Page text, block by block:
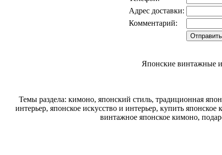
Адрес доставки:
Комментарий:
Японские винтажные
Темы раздела: кимоно, японский стиль, традиционная
интерьер, японское искусство и интерьер, купить
винтажное японское кимоно,